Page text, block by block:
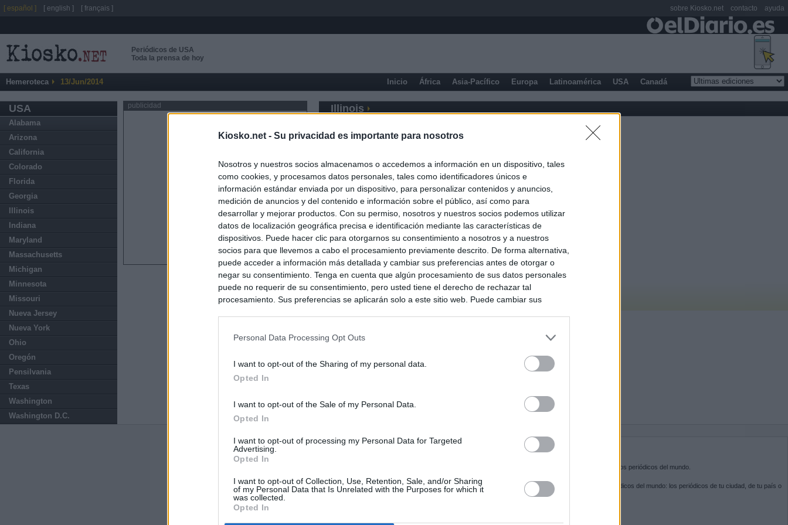
Kiosko.net - Su privacidad es importante para nosotros
Nosotros y nuestros socios almacenamos o accedemos a información en un dispositivo, tales
como cookies, y procesamos datos personales, tales como identificadores únicos e
información estándar enviada por un dispositivo, para personalizar contenidos y anuncios,
medición de anuncios y del contenido e información sobre el público, así como para
desarrollar y mejorar productos. Con su permiso, nosotros y nuestros socios podemos utilizar
datos de localización geográfica precisa e identificación mediante las características de
dispositivos. Puede hacer clic para otorgarnos su consentimiento a nosotros y a nuestros
socios para que llevemos a cabo el procesamiento previamente descrito. De forma alternativa,
puede acceder a información más detallada y cambiar sus preferencias antes de otorgar o
negar su consentimiento. Tenga en cuenta que algún procesamiento de sus datos personales
puede no requerir de su consentimiento, pero usted tiene el derecho de rechazar tal
procesamiento. Sus preferencias se aplicarán solo a este sitio web. Puede cambiar sus
Personal Data Processing Opt Outs
I want to opt-out of the Sharing of my personal data.
Opted In
I want to opt-out of the Sale of my Personal Data.
Opted In
I want to opt-out of processing my Personal Data for Targeted
Advertising.
Opted In
I want to opt-out of Collection, Use, Retention, Sale, and/or Sharing
of my Personal Data that Is Unrelated with the Purposes for which it
was collected.
Opted In
Periódicos de USA
Toda la prensa de hoy
Hemeroteca 13/Jun/2014 Inicio África Asia-Pacífico Europa Latinoamérica USA Canadá
USA
Alabama
Arizona
California
Colorado
Florida
Georgia
Illinois
Indiana
Maryland
Massachusetts
Michigan
Minnesota
Missouri
Nueva Jersey
Nueva York
Ohio
Oregón
Pensilvania
Texas
Washington
Washington D.C.
publicidad Illinois
Últimas noticias
que Madrid no tiene residencia oficial para la presidenta"
El Gobierno de Ayuso no puede destinar directamente la venta del ático de
SOBRE KIOSKO.NET
es la puerta de entrada a los periódicos del mundo.
Navega por las portadas de los periódicos del mundo: los periódicos de tu ciudad, de tu país o
del otro extremo del mundo.
[ español ] [ english ] [ français ] sobre Kiosko.net contacto ayuda